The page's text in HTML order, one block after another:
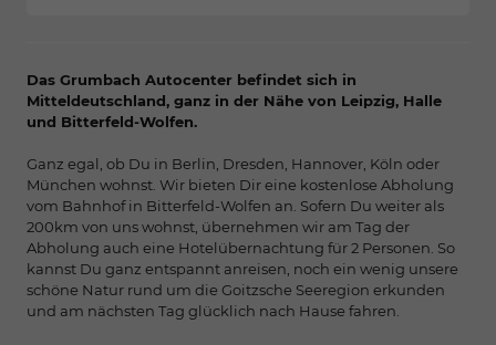
Das Grumbach Autocenter befindet sich in
Mitteldeutschland, ganz in der Nähe von Leipzig, Halle
und Bitterfeld-Wolfen.
Ganz egal, ob Du in Berlin, Dresden, Hannover, Köln oder
München wohnst. Wir bieten Dir eine kostenlose Abholung
vom Bahnhof in Bitterfeld-Wolfen an. Sofern Du weiter als
200km von uns wohnst, übernehmen wir am Tag der
Abholung auch eine Hotelübernachtung für 2 Personen. So
kannst Du ganz entspannt anreisen, noch ein wenig unsere
schöne Natur rund um die Goitzsche Seeregion erkunden
und am nächsten Tag glücklich nach Hause fahren.